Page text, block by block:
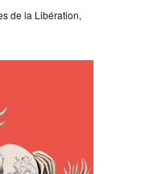
de la Libération,